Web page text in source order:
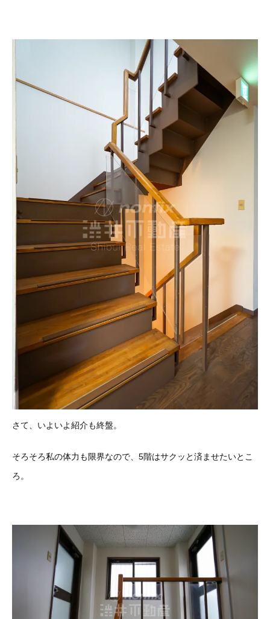
さて、いよいよ紹介も終盤。
そろそろ私の体力も限界なので、5階はサクッと済ませたいとこ
ろ。